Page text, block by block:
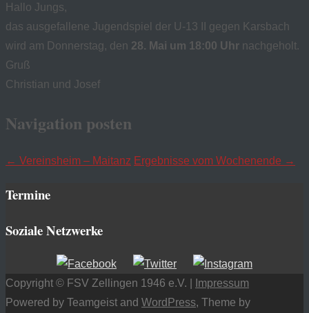
Hallo Jungs,
das ausgefallene Jugendspiel der U-13 II gegen Karsbach
wird am Donnerstag, den 28. Mai um 18:00 Uhr nachgeholt.
Gruß
Christian und Josef
Navigation posten
← Vereinsheim – Maitanz Ergebnisse vom Wochenende →
Termine
Soziale Netzwerke
Copyright © FSV Zellingen 1946 e.V. |
Impressum
Powered by Teamgeist and WordPress, Theme by